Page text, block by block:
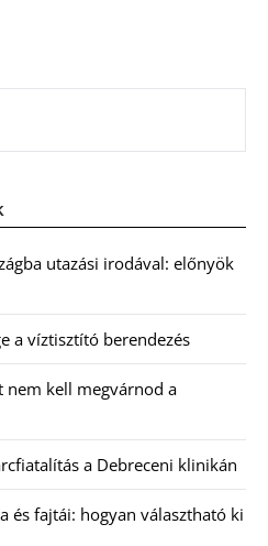
utazási irodával: előnyök
a víztisztító berendezés
nem kell megvárnod a
a Debreceni klinikán
és fajtái: hogyan választható ki